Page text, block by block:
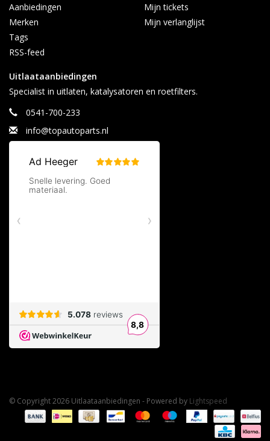
Aanbiedingen
Merken
Tags
RSS-feed
Mijn tickets
Mijn verlanglijst
Uitlaataanbiedingen
Specialist in uitlaten, katalysatoren en roetfilters.
0541-700-233
info@topautoparts.nl
© Copyright 2026 Uitlaataanbiedingen - Powered by Lightspeed